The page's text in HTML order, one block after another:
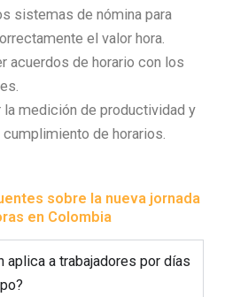
sistemas de nómina para
el valor hora.
acuerdos de horario con los
la medición de productividad y
de horarios.
sobre la nueva jornada
en Colombia
aplica a trabajadores por días